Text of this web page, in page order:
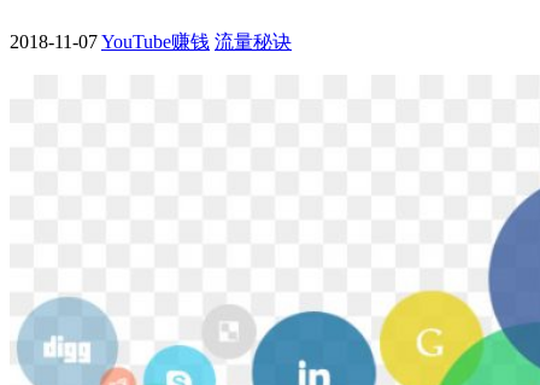
2018-11-07YouTube赚钱 流量秘诀